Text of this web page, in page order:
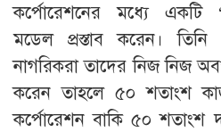
কর্পোরেশনের মধ্যে একটি
মডেল প্রস্তাব করেন।
নাগরিকরা তাদের নিজ নিজ
করেন তাহলে ৫০ শতাংশ
কর্পোরেশন বাকি ৫০ শতাংশ